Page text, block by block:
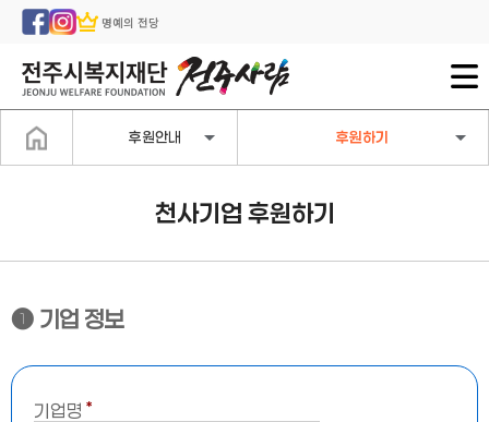
명예의 전당
후원안내 후원하기
천사기업 후원하기
❶ 기업 정보
기업명 ＊